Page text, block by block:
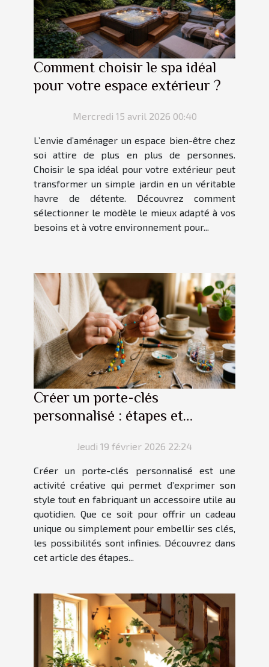
Comment choisir le spa idéal
pour votre espace extérieur ?
Mercredi 15 avril 2026 00:40
L’envie d’aménager un espace bien-être chez
soi attire de plus en plus de personnes.
Choisir le spa idéal pour votre extérieur peut
transformer un simple jardin en un véritable
havre de détente. Découvrez comment
sélectionner le modèle le mieux adapté à vos
besoins et à votre environnement pour...
Créer un porte-clés
personnalisé : étapes et
Jeudi 19 février 2026 22:24
Créer un porte-clés personnalisé est une
activité créative qui permet d’exprimer son
style tout en fabriquant un accessoire utile au
quotidien. Que ce soit pour offrir un cadeau
unique ou simplement pour embellir ses clés,
les possibilités sont infinies. Découvrez dans
cet article des étapes...